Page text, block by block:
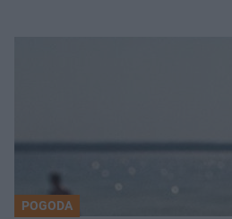
POGODA